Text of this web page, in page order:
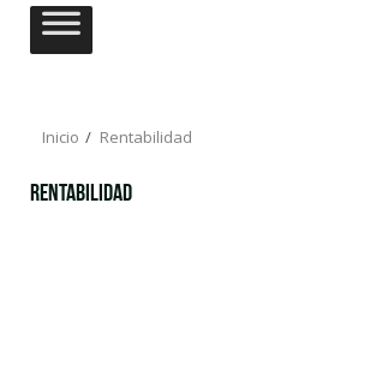
Saltar
Inicio Rentabilidad
Rentabilidad